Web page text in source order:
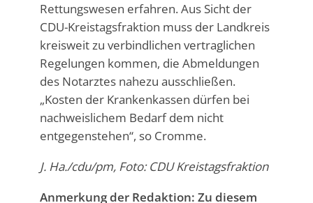
Rettungswesen erfahren. Aus Sicht der
CDU-Kreistagsfraktion muss der Landkreis
kreisweit zu verbindlichen vertraglichen
Regelungen kommen, die Abmeldungen
des Notarztes nahezu ausschließen.
„Kosten der Krankenkassen dürfen bei
nachweislichem Bedarf dem nicht
entgegenstehen“, so Cromme.
J. Ha./cdu/pm, Foto: CDU Kreistagsfraktion
Anmerkung der Redaktion: Zu diesem